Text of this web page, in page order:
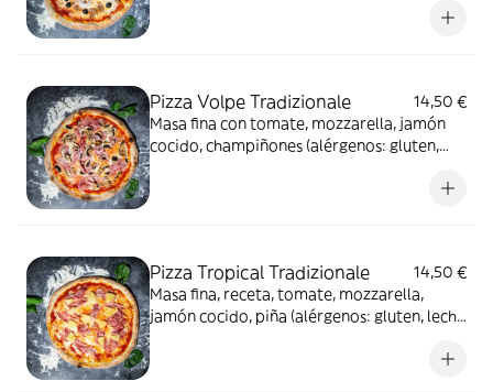
Pizza Volpe Tradizionale
14,50 €
Masa fina con tomate, mozzarella, jamón
cocido, champiñones (alérgenos: gluten,
Pizza Tropical Tradizionale
14,50 €
Masa fina, receta, tomate, mozzarella,
jamón cocido, piña (alérgenos: gluten, leche